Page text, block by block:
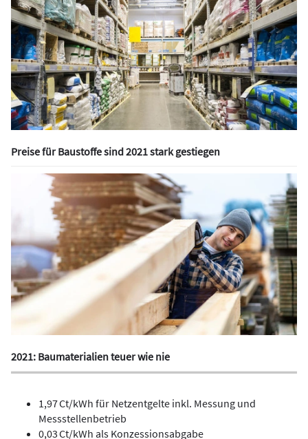
Preise für Baustoffe sind 2021 stark gestiegen
2021: Baumaterialien teuer wie nie
1,97 Ct/kWh für Netzentgelte inkl. Messung und
Messstellenbetrieb
0,03 Ct/kWh als Konzessionsabgabe